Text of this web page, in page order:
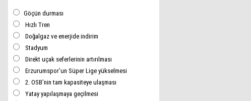
Göçün durması
Hızlı Tren
Doğalgaz ve enerjide indirim
Stadyum
Direkt uçak seferlerinin artırılması
Erzurumspor’un Süper Lige yükselmesi
2. OSB’nin tam kapasiteye ulaşması
Yatay yapılaşmaya geçilmesi